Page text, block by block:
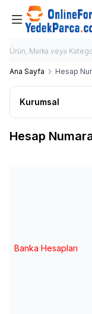
Ana Sayfa Hesap
Kurumsal
Hesap
Banka Hesapları